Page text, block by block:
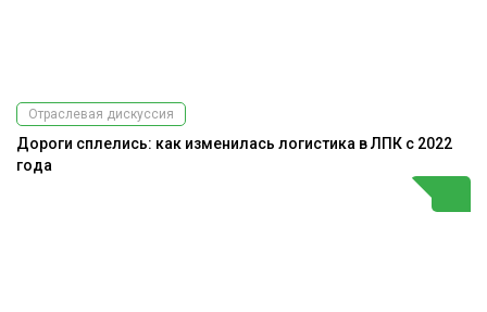
Отраслевая дискуссия
Дороги сплелись: как изменилась логистика в ЛПК с 2022
года